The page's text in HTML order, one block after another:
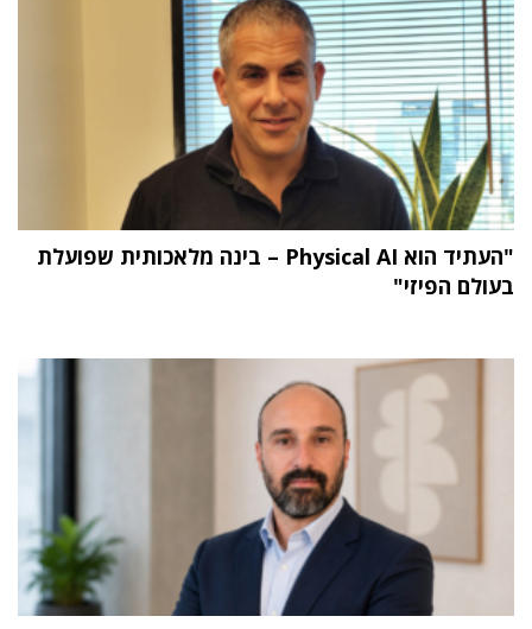
"העתיד הוא Physical AI – בינה מלאכותית שפועלת
בעולם הפיזי"